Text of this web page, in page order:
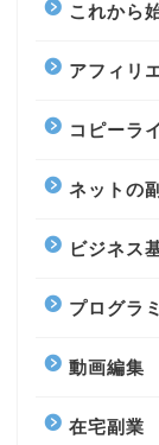
これから
アフィリ
コピーラ
ネットの
ビジネス
プログラ
動画編集
在宅副業